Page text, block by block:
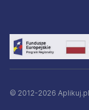
© 2012-2026